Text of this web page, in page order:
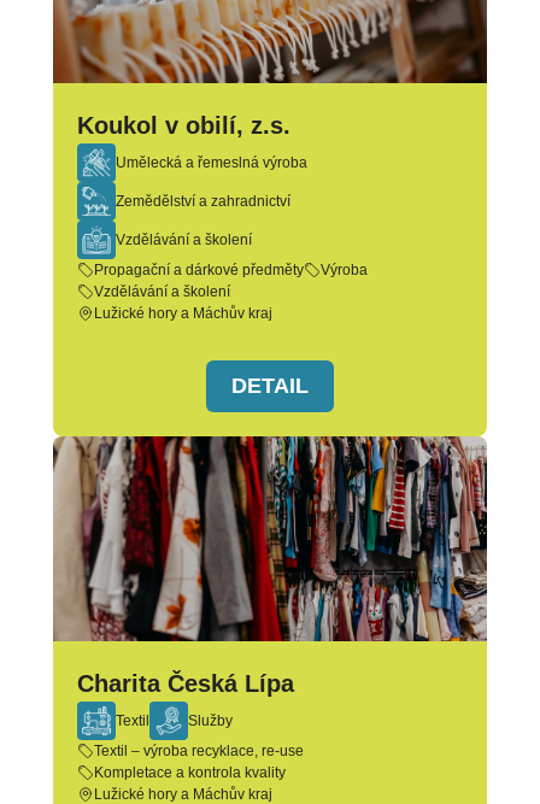
Koukol v obilí, z.s.
Umělecká a řemeslná výroba
Zemědělství a zahradnictví
Vzdělávání a školení
Propagační a dárkové předměty
Výroba
Vzdělávání a školení
Lužické hory a Máchův kraj
DETAIL
Charita Česká Lípa
Textil
Služby
Textil – výroba recyklace, re-use
Kompletace a kontrola kvality
Lužické hory a Máchův kraj